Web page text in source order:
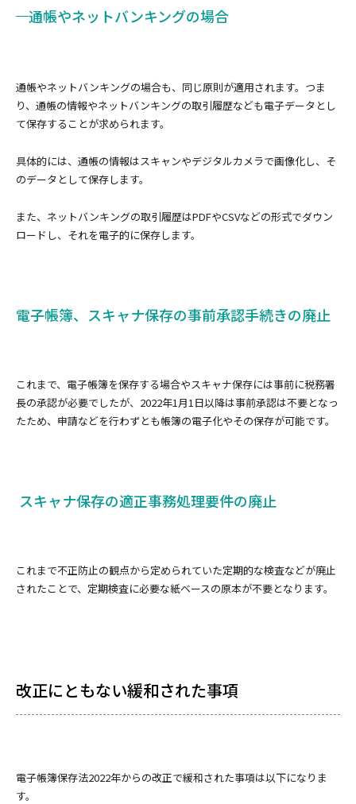
通帳やネットバンキングの場合
通帳やネットバンキングの場合も、同じ原則が適用されます。つま
り、通帳の情報やネットバンキングの取引履歴なども電子データとし
て保存することが求められます。
具体的には、通帳の情報はスキャンやデジタルカメラで画像化し、そ
のデータとして保存します。
また、ネットバンキングの取引履歴はPDFやCSVなどの形式でダウン
ロードし、それを電子的に保存します。
電子帳簿、スキャナ保存の事前承認手続きの廃止
これまで、電子帳簿を保存する場合やスキャナ保存には事前に税務署
長の承認が必要でしたが、2022年1月1日以降は事前承認は不要となっ
たため、申請などを行わずとも帳簿の電子化やその保存が可能です。
スキャナ保存の適正事務処理要件の廃止
これまで不正防止の観点から定められていた定期的な検査などが廃止
されたことで、定期検査に必要な紙ベースの原本が不要となります。
改正にともない緩和された事項
電子帳簿保存法2022年からの改正で緩和された事項は以下になりま
す。